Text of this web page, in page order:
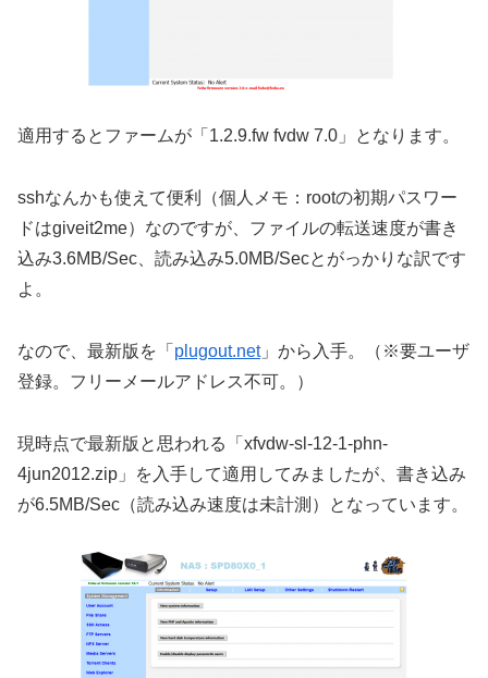
適用するとファームが「1.2.9.fw fvdw 7.0」となります。
sshなんかも使えて便利（個人メモ：rootの初期パスワー
ドはgiveit2me）なのですが、ファイルの転送速度が書き
込み3.6MB/Sec、読み込み5.0MB/Secとがっかりな訳です
よ。
なので、最新版を「 plugout.net」から入手。（※要ユーザ
登録。フリーメールアドレス不可。）
現時点で最新版と思われる「xfvdw-sl-12-1-phn-
4jun2012.zip」を入手して適用してみましたが、書き込み
が6.5MB/Sec（読み込み速度は未計測）となっています。